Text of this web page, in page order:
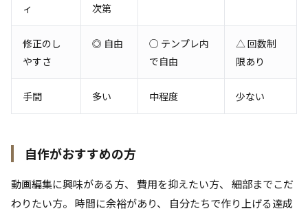
ィ
次第
修正のし
やすさ
◎ 自由
○ テンプレ内
で自由
△ 回数制
限あり
手間 多い 中程度 少ない
自作がおすすめの方
動画編集に興味がある方、 費用を抑えたい方、 細部までこだ
わりたい方。 時間に余裕があり、 自分たちで作り上げる達成